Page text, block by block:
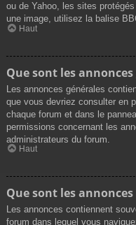
ou de Yahoo, les sites
une image, utilisez la balise
Haut
Que sont les annonces
Les annonces générales
que vous devriez consulter en
chaque forum et dans le
permissions concernant les
administrateurs du forum.
Haut
Que sont les annonces
Les annonces contiennent
forum dans lequel vous